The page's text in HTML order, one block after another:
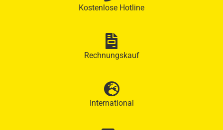
Kostenlose Hotline
Rechnungskauf
International